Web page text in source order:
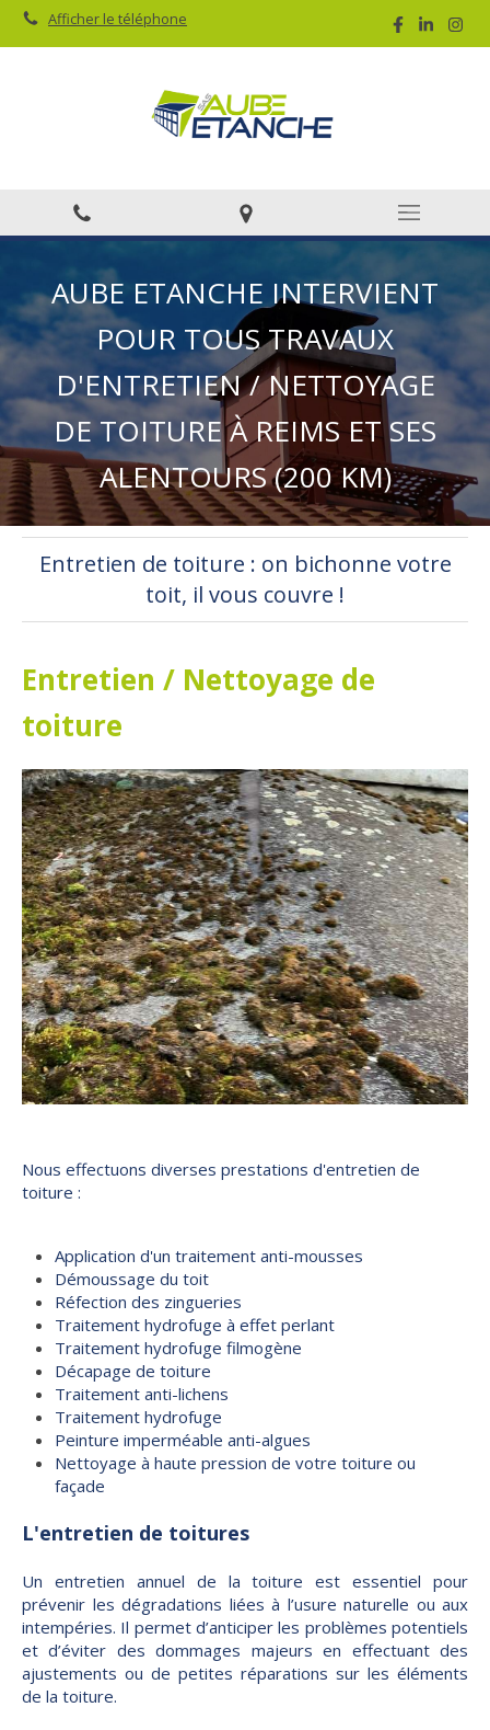
Afficher le téléphone
AUBE ETANCHE INTERVIENT
POUR TOUS TRAVAUX
D'ENTRETIEN / NETTOYAGE
DE TOITURE À REIMS ET SES
ALENTOURS (200 KM)
Entretien de toiture : on bichonne votre
toit, il vous couvre !
Entretien / Nettoyage de
toiture
Nous effectuons diverses prestations d'entretien de
toiture :
Application d'un traitement anti-mousses
Démoussage du toit
Réfection des zingueries
Traitement hydrofuge à effet perlant
Traitement hydrofuge filmogène
Décapage de toiture
Traitement anti-lichens
Traitement hydrofuge
Peinture imperméable anti-algues
Nettoyage à haute pression de votre toiture ou
façade
L'entretien de toitures
Un entretien annuel de la toiture est essentiel pour
prévenir les dégradations liées à l’usure naturelle ou aux
intempéries. Il permet d’anticiper les problèmes potentiels
et d’éviter des dommages majeurs en effectuant des
ajustements ou de petites réparations sur les éléments
de la toiture.